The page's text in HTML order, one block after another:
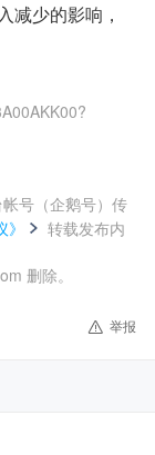
减少的影响，
号（企鹅号）传
转载发布内
删除。
举报